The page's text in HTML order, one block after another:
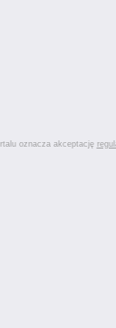
oznacza akceptację